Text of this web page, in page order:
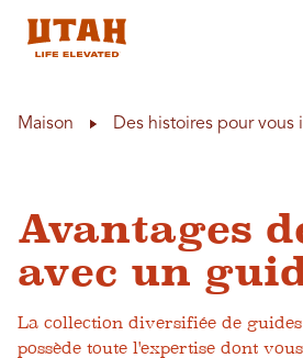
Maison Des histoires pour vous
Avantages
avec un
La collection diversifiée de
possède toute l'expertise dont